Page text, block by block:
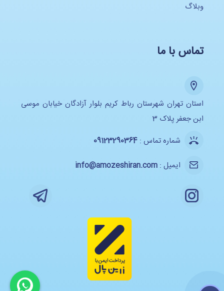
وبلاگ
تماس با ما
استان تهران شهرستان رباط کریم بلوار آزادگان خیابان موسی
ابن جعفر پلاک 3
شماره تماس :09123290364
ایمیل :info@amozeshiran.com